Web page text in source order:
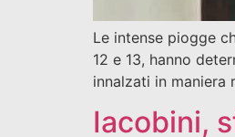
Le intense piogge
12 e 13, hanno
innalzati in
Iacobini,